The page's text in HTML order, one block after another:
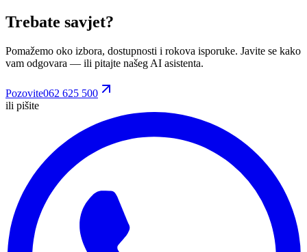
Trebate savjet?
Pomažemo oko izbora, dostupnosti i rokova isporuke. Javite se kako
vam odgovara — ili pitajte našeg AI asistenta.
Pozovite062 625 500
ili pišite